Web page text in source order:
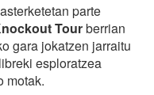
parte
Tourberrian
gara jokatzen jarraitu
esploratzea
motak.